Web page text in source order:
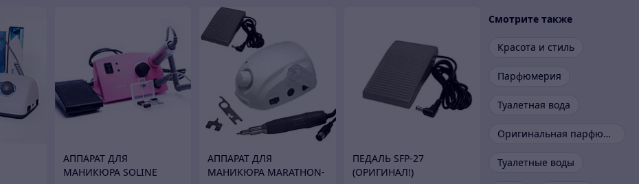
АППАРАТ ДЛЯ
МАНИКЮРА SOLINE
АППАРАТ ДЛЯ
МАНИКЮРА MARATHON-
ПЕДАЛЬ SFP-27
(ОРИГИНАЛ!)
Смотрите также
Красота и стиль
Парфюмерия
Туалетная вода
Оригинальная парфюмерия
Туалетные воды